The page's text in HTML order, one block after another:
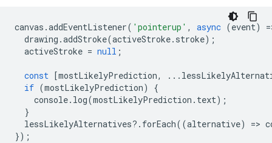
canvas .addEventListener( 'pointerup' , async (event) =
drawing .addStroke(activeStroke. stroke);
activeStroke = null ;
const [mostLikelyPrediction, ...
if (mostLikelyPrediction)
{
console. log(mostLikelyPrediction . text);
}
lessLikelyAlternatives? . forEach((alternative) =>
});